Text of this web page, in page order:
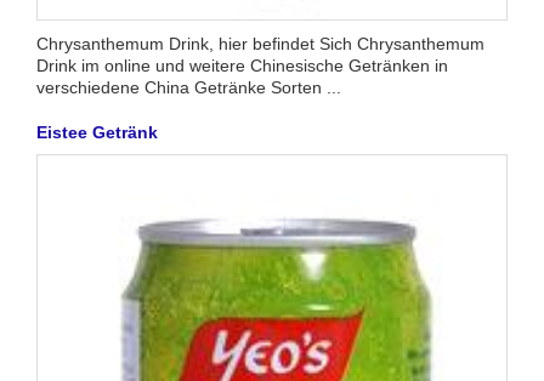
Chrysanthemum Drink, hier befindet Sich Chrysanthemum
Drink im online und weitere Chinesische Getränken in
verschiedene China Getränke Sorten ...
Eistee Getränk